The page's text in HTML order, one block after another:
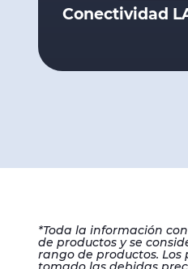
Conectividad
*Toda la información
de productos y se
rango de productos. Los